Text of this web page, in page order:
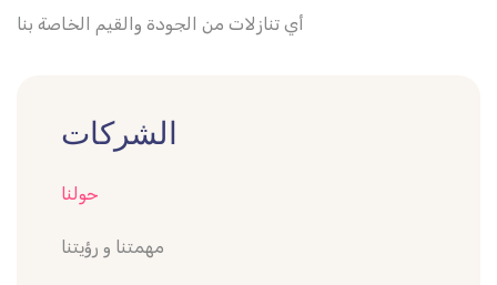
أي تنازلات من الجودة والقيم الخاصة بنا
الشركات
حولنا
مهمتنا و رؤيتنا